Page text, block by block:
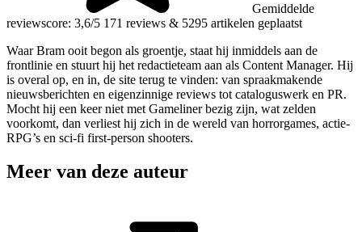
Gemiddelde
reviewscore: 3,6/5 171 reviews & 5295 artikelen geplaatst
Waar Bram ooit begon als groentje, staat hij inmiddels aan de
frontlinie en stuurt hij het redactieteam aan als Content Manager. Hij
is overal op, en in, de site terug te vinden: van spraakmakende
nieuwsberichten en eigenzinnige reviews tot cataloguswerk en PR.
Mocht hij een keer niet met Gameliner bezig zijn, wat zelden
voorkomt, dan verliest hij zich in de wereld van horrorgames, actie-
RPG’s en sci-fi first-person shooters.
Meer van deze auteur